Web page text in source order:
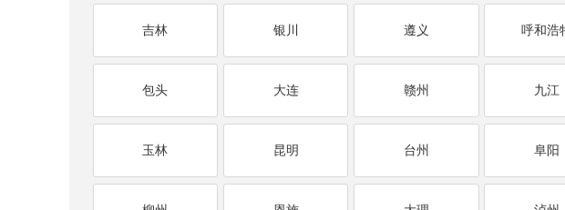
吉林 银川 遵义 呼和浩
包头 大连 赣州 九江
玉林 昆明 台州 阜阳